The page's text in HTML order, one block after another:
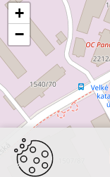
+
−